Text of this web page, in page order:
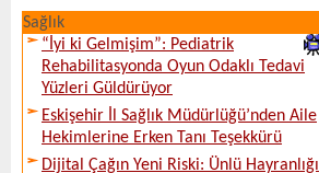
Sağlık
“İyi ki Gelmişim”: Pediatrik
Rehabilitasyonda Oyun Odaklı Tedavi
Yüzleri Güldürüyor
Eskişehir İl Sağlık Müdürlüğü’nden Aile
Hekimlerine Erken Tanı Teşekkürü
Dijital Çağın Yeni Riski: Ünlü Hayranlığı